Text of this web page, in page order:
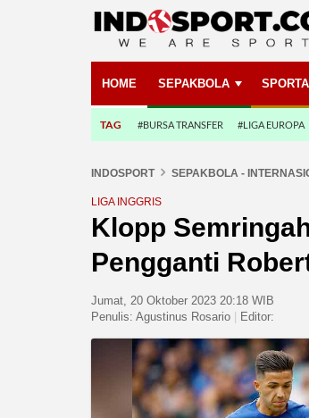
HOME SEPAKBOLA
TAG #BURSA TRANSFER #LIGA EUROPA
INDOSPORT SEPAKBOLA -
LIGA INGGRIS
Klopp
Pengganti
Jumat, 20 Oktober 2023 20:18 WIB
Penulis: Agustinus Rosario Editor: